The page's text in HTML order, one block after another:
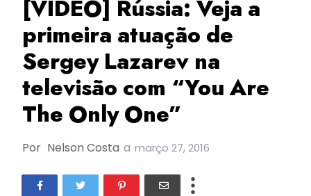
[VÍDEO] Rússia: Veja a
primeira atuação de
Sergey Lazarev na
televisão com “You Are
The Only One”
Por Nelson Costa a março 27, 2016